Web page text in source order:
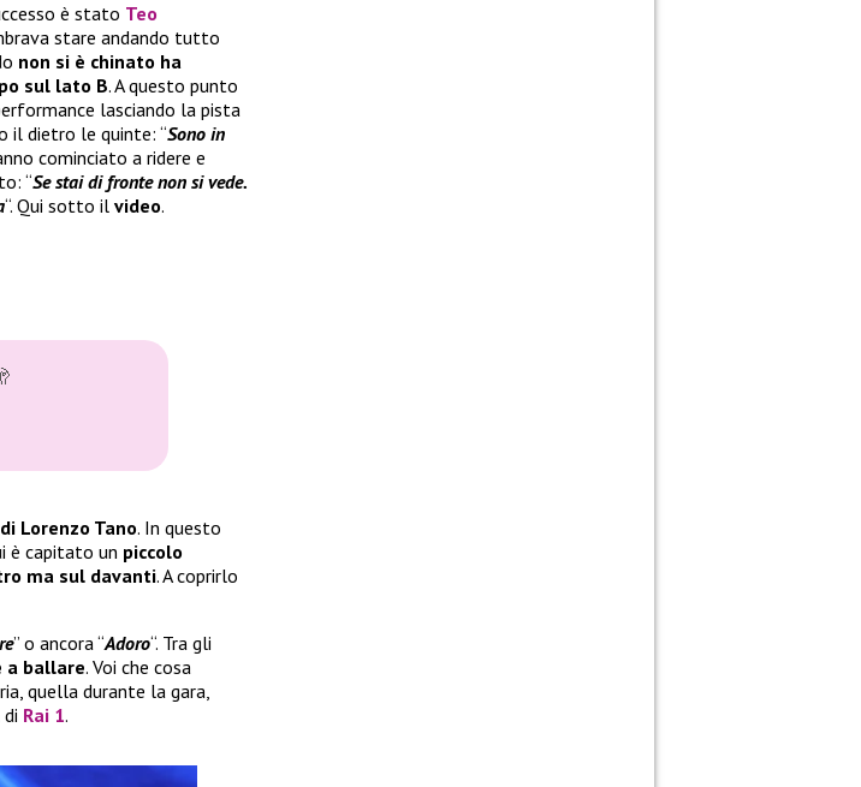
è stato Teo
stare andando tutto
non si è chinato ha
sul lato B. A questo punto
lasciando la pista
il dietro le quinte: “Sono in
cominciato a ridere e
“Se stai di fronte non si vede.
“. Qui sotto il video.
Lorenzo Tano. In questo
è capitato un piccolo
ma sul davanti. A coprirlo
” o ancora “Adoro“. Tra gli
a ballare. Voi che cosa
quella durante la gara,
Rai 1.